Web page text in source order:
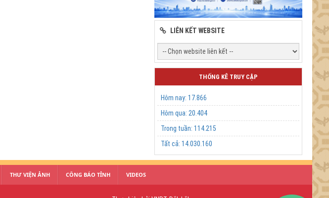
LIÊN KẾT WEBSITE
THỐNG KÊ TRUY CẬP
Hôm nay:17.866
Hôm qua: 20.404
Trong tuần:114.215
Tất cả:14.030.160
THƯ VIỆN ẢNH CÔNG BÁO TỈNH VIDEOS